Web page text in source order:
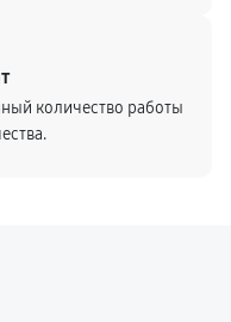
количество работы